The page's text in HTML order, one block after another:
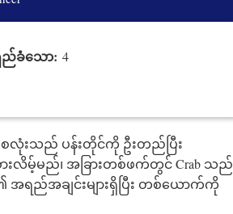
ခံသော: 4
လုံးသည် ပန်းတိုင်ကို ဦးတည်ပြီး
လိမ့်မည်၊ အခြားတစ်ဖက်တွင် Crab သည်
ရည်အချင်းများရှိပြီး တစ်ယောက်ကို